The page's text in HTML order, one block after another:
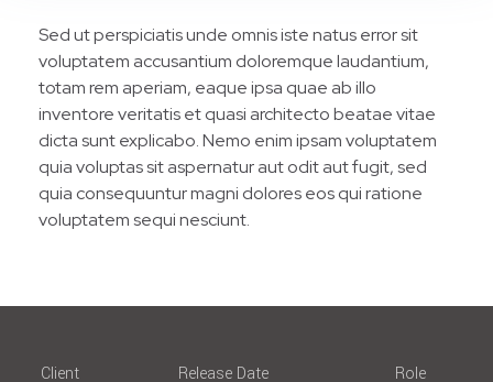
Sed ut perspiciatis unde omnis iste natus error sit
voluptatem accusantium doloremque laudantium,
totam rem aperiam, eaque ipsa quae ab illo
inventore veritatis et quasi architecto beatae vitae
dicta sunt explicabo. Nemo enim ipsam voluptatem
quia voluptas sit aspernatur aut odit aut fugit, sed
quia consequuntur magni dolores eos qui ratione
voluptatem sequi nesciunt.
Client
Release Date
Role